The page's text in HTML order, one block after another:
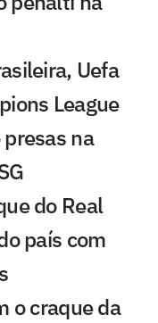
Uefa
League
na
do Real
país com
o craque da